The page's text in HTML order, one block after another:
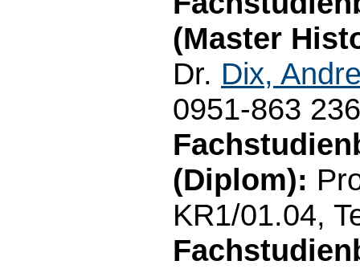
(Master
Dr. Dix,
0951-863
(Diplom):
KR1/01.04,